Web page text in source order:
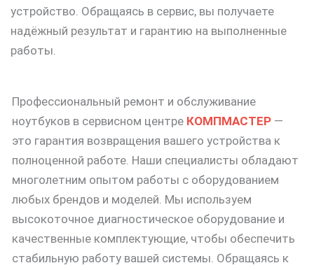
устройство. Обращаясь в сервис, вы получаете
надёжный результат и гарантию на выполненные
работы.
Профессиональный ремонт и обслуживание
ноутбуков в сервисном центре КОМПМАСТЕР —
это гарантия возвращения вашего устройства к
полноценной работе. Наши специалисты обладают
многолетним опытом работы с оборудованием
любых брендов и моделей. Мы используем
высокоточное диагностическое оборудование и
качественные комплектующие, чтобы обеспечить
стабильную работу вашей системы. Обращаясь к